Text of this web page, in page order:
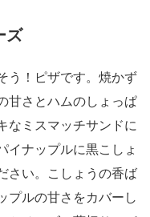
ズ
う！ピザです。焼かず
甘さとハムのしょっぱ
なミスマッチサンドに
イナップルに黒こしょ
さい。こしょうの香ば
プルの甘さをカバーし